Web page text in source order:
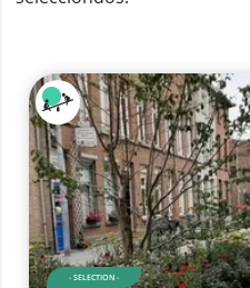
- SELECTION -